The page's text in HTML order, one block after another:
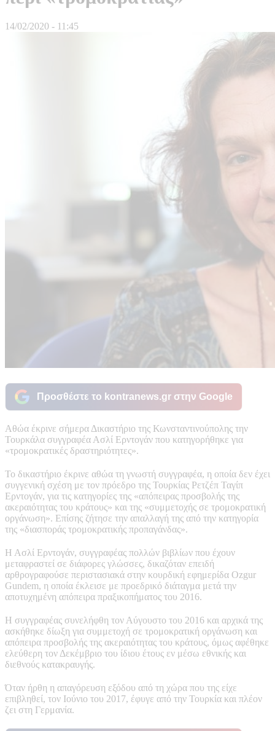
14/02/2020 - 11:45
Προσθέστε το kontranews.gr στην Google
Αθώα έκρινε σήμερα Δικαστήριο της Κωνσταντινούπολης την
Τουρκάλα συγγραφέα Ασλί Ερντογάν που κατηγορήθηκε για
«τρομοκρατικές δραστηριότητες».
Το δικαστήριο έκρινε αθώα τη γνωστή συγγραφέα, η οποία δεν έχει
συγγενική σχέση με τον πρόεδρο της Τουρκίας Ρετζέπ Ταγίπ
Ερντογάν, για τις κατηγορίες της «απόπειρας προσβολής της
ακεραιότητας του κράτους» και της «συμμετοχής σε τρομοκρατική
οργάνωση». Επίσης ζήτησε την απαλλαγή της από την κατηγορία
της «διασποράς τρομοκρατικής προπαγάνδας».
Η Ασλί Ερντογάν, συγγραφέας πολλών βιβλίων που έχουν
μεταφραστεί σε διάφορες γλώσσες, δικαζόταν επειδή
αρθρογραφούσε περιστασιακά στην κουρδική εφημερίδα Ozgur
Gundem, η οποία έκλεισε με προεδρικό διάταγμα μετά την
αποτυχημένη απόπειρα πραξικοπήματος του 2016.
Η συγγραφέας συνελήφθη τον Αύγουστο του 2016 και αρχικά της
ασκήθηκε δίωξη για συμμετοχή σε τρομοκρατική οργάνωση και
απόπειρα προσβολής της ακεραιότητας του κράτους, όμως αφέθηκε
ελεύθερη τον Δεκέμβριο του ίδιου έτους εν μέσω εθνικής και
διεθνούς κατακραυγής.
Όταν ήρθη η απαγόρευση εξόδου από τη χώρα που της είχε
επιβληθεί, τον Ιούνιο του 2017, έφυγε από την Τουρκία και πλέον
ζει στη Γερμανία.